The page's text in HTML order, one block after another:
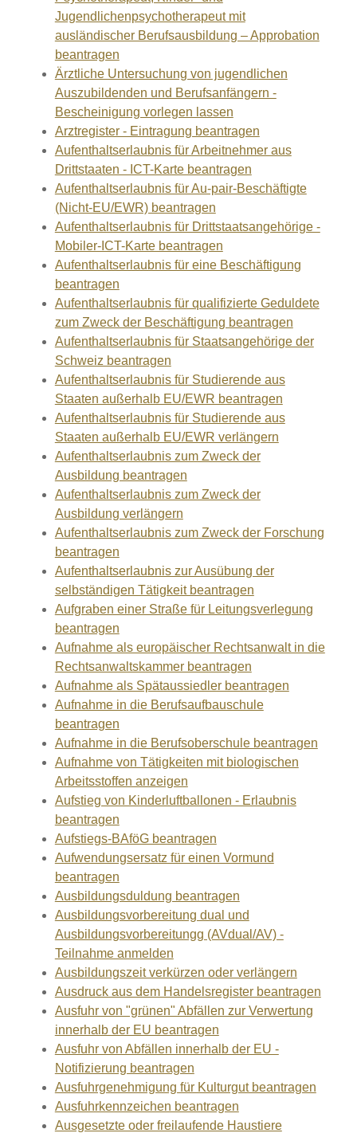
Jugendlichenpsychotherapeut mit
ausländischer Berufsausbildung – Approbation
beantragen
Ärztliche Untersuchung von jugendlichen
Auszubildenden und Berufsanfängern -
Bescheinigung vorlegen lassen
Arztregister - Eintragung beantragen
Aufenthaltserlaubnis für Arbeitnehmer aus
Drittstaaten - ICT-Karte beantragen
Aufenthaltserlaubnis für Au-pair-Beschäftigte
(Nicht-EU/EWR) beantragen
Aufenthaltserlaubnis für Drittstaatsangehörige -
Mobiler-ICT-Karte beantragen
Aufenthaltserlaubnis für eine Beschäftigung
beantragen
Aufenthaltserlaubnis für qualifizierte Geduldete
zum Zweck der Beschäftigung beantragen
Aufenthaltserlaubnis für Staatsangehörige der
Schweiz beantragen
Aufenthaltserlaubnis für Studierende aus
Staaten außerhalb EU/EWR beantragen
Aufenthaltserlaubnis für Studierende aus
Staaten außerhalb EU/EWR verlängern
Aufenthaltserlaubnis zum Zweck der
Ausbildung beantragen
Aufenthaltserlaubnis zum Zweck der
Ausbildung verlängern
Aufenthaltserlaubnis zum Zweck der Forschung
beantragen
Aufenthaltserlaubnis zur Ausübung der
selbständigen Tätigkeit beantragen
Aufgraben einer Straße für Leitungsverlegung
beantragen
Aufnahme als europäischer Rechtsanwalt in die
Rechtsanwaltskammer beantragen
Aufnahme als Spätaussiedler beantragen
Aufnahme in die Berufsaufbauschule
beantragen
Aufnahme in die Berufsoberschule beantragen
Aufnahme von Tätigkeiten mit biologischen
Arbeitsstoffen anzeigen
Aufstieg von Kinderluftballonen - Erlaubnis
beantragen
Aufstiegs-BAföG beantragen
Aufwendungsersatz für einen Vormund
beantragen
Ausbildungsduldung beantragen
Ausbildungsvorbereitung dual und
Ausbildungsvorbereitungg (AVdual/AV) -
Teilnahme anmelden
Ausbildungszeit verkürzen oder verlängern
Ausdruck aus dem Handelsregister beantragen
Ausfuhr von "grünen" Abfällen zur Verwertung
innerhalb der EU beantragen
Ausfuhr von Abfällen innerhalb der EU -
Notifizierung beantragen
Ausfuhrgenehmigung für Kulturgut beantragen
Ausfuhrkennzeichen beantragen
Ausgesetzte oder freilaufende Haustiere